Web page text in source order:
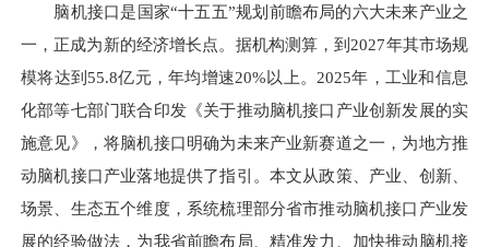
脑机接口是国家“十五五”规划前瞻布局的六大未来产业之
一，正成为新的经济增长点。据机构测算，到2027年其市场规
模将达到55.8亿元，年均增速20%以上。2025年，工业和信息
化部等七部门联合印发《关于推动脑机接口产业创新发展的实
施意见》，将脑机接口明确为未来产业新赛道之一，为地方推
动脑机接口产业落地提供了指引。本文从政策、产业、创新、
场景、生态五个维度，系统梳理部分省市推动脑机接口产业发
展的经验做法，为我省前瞻布局、精准发力、加快推动脑机接